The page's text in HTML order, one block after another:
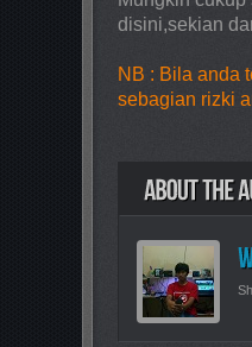
disini,sekian
NB : Bila anda
sebagian rizki